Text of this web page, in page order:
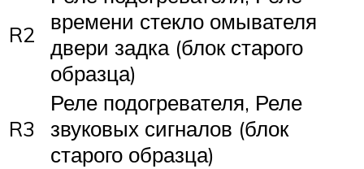
R2
времени стекло омывателя
двери задка (блок старого
образца)
R3
Реле подогревателя, Реле
звуковых сигналов (блок
старого образца)